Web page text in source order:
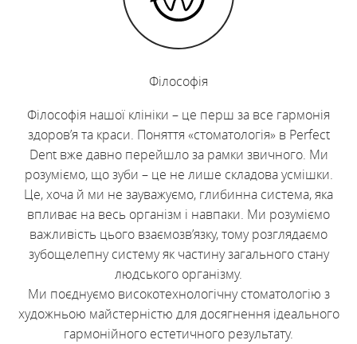
Філософія
Філософія нашої клініки – це перш за все гармонія
здоров’я та краси. Поняття «стоматологія» в Perfect
Dent вже давно перейшло за рамки звичного. Ми
розуміємо, що зуби – це не лише складова усмішки.
Це, хоча й ми не зауважуємо, глибинна система, яка
впливає на весь організм і навпаки. Ми розуміємо
важливість цього взаємозв’язку, тому розглядаємо
зубощелепну систему як частину загального стану
людського організму.
Ми поєднуємо високотехнологічну стоматологію з
художньою майстерністю для досягнення ідеального
гармонійного естетичного результату.